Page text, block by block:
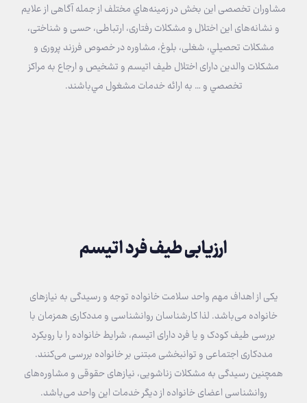
مشاوران تخصصی اين بخش در زمينه‌هاي مختلف از جمله آگاهی از علایم
و نشانه‌های این اختلال و مشكلات رفتاری، ارتباطی، حسی و شناختی،
مشکلات تحصيلي، شغلی، بلوغ، مشاوره در خصوص فرزند پروری و
مشکلات والدین دارای اختلال طیف اتیسم و تشخيص و ارجاع به مراكز
تخصصي و … به ارائه خدمات مشغول مي‌باشند.
ارزیابی طیف فرد اتیسم
یکی از اهداف مهم واحد سلامت خانواده توجه و رسیدگی به نیازهای
خانواده می‌باشد. لذا کارشناسان روانشناسی و مددکاری همزمان با
بررسی طیف کودک و یا فرد دارای اتیسم، شرایط خانواده را با رویکرد
مددکاری‌ اجتماعی و توانبخشی مبتنی بر خانواده بررسی می‌کنند.
همچنین رسیدگی به مشکلات زناشویی، نیازهای حقوقی و مشاوره‌های
روانشناسی اعضای خانواده از دیگر خدمات این واحد می‌باشد.